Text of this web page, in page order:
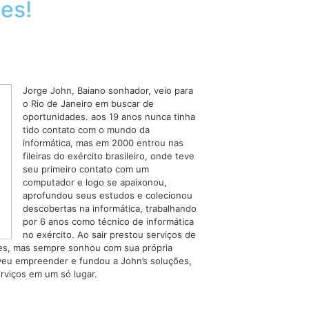
Jorge John, Baiano sonhador, veio para
o Rio de Janeiro em buscar de
oportunidades. aos 19 anos nunca tinha
tido contato com o mundo da
informática, mas em 2000 entrou nas
fileiras do exército brasileiro, onde teve
seu primeiro contato com um
computador e logo se apaixonou,
aprofundou seus estudos e colecionou
descobertas na informática, trabalhando
por 6 anos como técnico de informática
no exército. Ao sair prestou serviços de
mas sempre sonhou com sua própria
empreender e fundou a John’s soluções,
em um só lugar.